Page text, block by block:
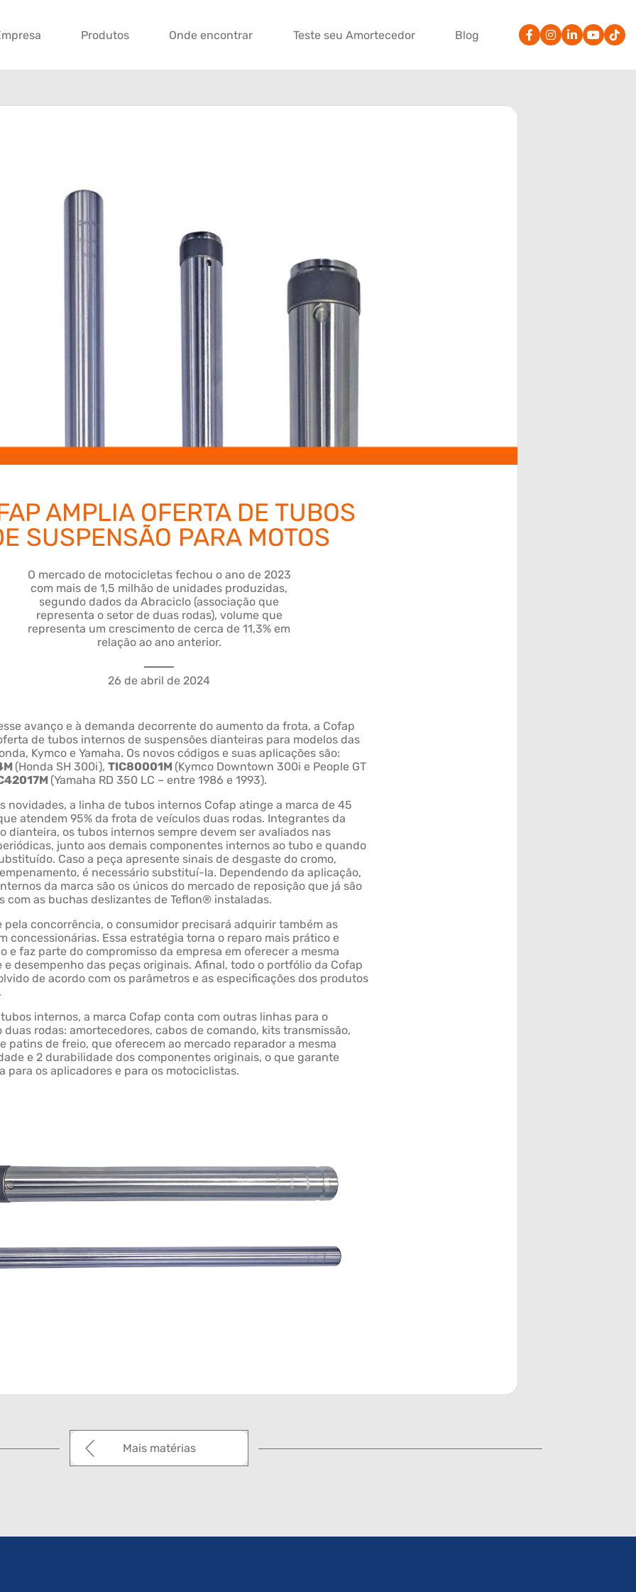
Produtos Onde encontrar Teste seu Amortecedor Blog
AMPLIA OFERTA DE TUBOS
SUSPENSÃO PARA MOTOS
O mercado de motocicletas fechou o ano de 2023
com mais de 1,5 milhão de unidades produzidas,
segundo dados da Abraciclo (associação que
representa o setor de duas rodas), volume que
representa um crescimento de cerca de 11,3% em
relação ao ano anterior.
26 de abril de 2024
avanço e à demanda decorrente do aumento da frota, a Cofap
de tubos internos de suspensões dianteiras para modelos das
Kymco e Yamaha. Os novos códigos e suas aplicações são:
(Honda SH 300i), TIC80001M (Kymco Downtown 300i e People GT
(Yamaha RD 350 LC – entre 1986 e 1993).
novidades, a linha de tubos internos Cofap atinge a marca de 45
atendem 95% da frota de veículos duas rodas. Integrantes da
dianteira, os tubos internos sempre devem ser avaliados nas
junto aos demais componentes internos ao tubo e quando
Caso a peça apresente sinais de desgaste do cromo,
é necessário substituí-la. Dependendo da aplicação,
da marca são os únicos do mercado de reposição que já são
com as buchas deslizantes de Teflon® instaladas.
pela concorrência, o consumidor precisará adquirir também as
concessionárias. Essa estratégia torna o reparo mais prático e
e faz parte do compromisso da empresa em oferecer a mesma
e desempenho das peças originais. Afinal, todo o portfólio da Cofap
de acordo com os parâmetros e as especificações dos produtos
internos, a marca Cofap conta com outras linhas para o
duas rodas: amortecedores, cabos de comando, kits transmissão,
patins de freio, que oferecem ao mercado reparador a mesma
e 2 durabilidade dos componentes originais, o que garante
para os aplicadores e para os motociclistas.
Mais matérias